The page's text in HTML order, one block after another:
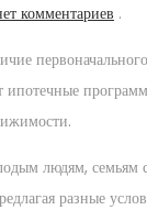
комментариев .
ипотечные
людям, семьям
разные